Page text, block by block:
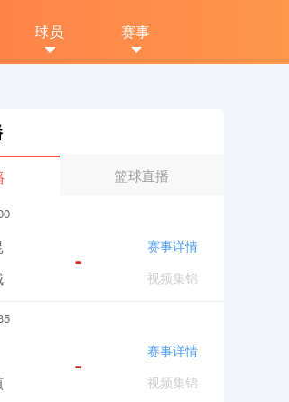
球员 赛事
篮球直播
-
赛事详情
视频集锦
-
赛事详情
视频集锦